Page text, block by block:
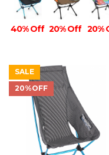
40% Off 20% Off 20%
SALE
20%OFF